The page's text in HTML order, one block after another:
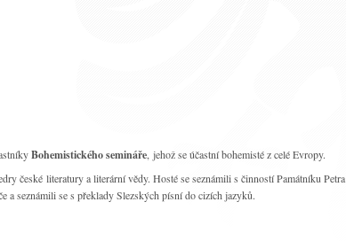
Bohemistického semináře , jehož se účastní bohemisté z celé Evropy.
české literatury a literární vědy. Hosté se seznámili s činností Památníku Petra
a seznámili se s překlady Slezských písní do cizích jazyků.